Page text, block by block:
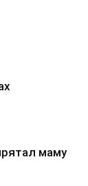
маму